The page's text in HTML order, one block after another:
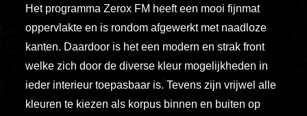
Het programma Zerox FM heeft een mooi fijnmat
oppervlakte en is rondom afgewerkt met naadloze
kanten. Daardoor is het een modern en strak front
welke zich door de diverse kleur mogelijkheden in
ieder interieur toepasbaar is. Tevens zijn vrijwel alle
kleuren te kiezen als korpus binnen en buiten op
amet